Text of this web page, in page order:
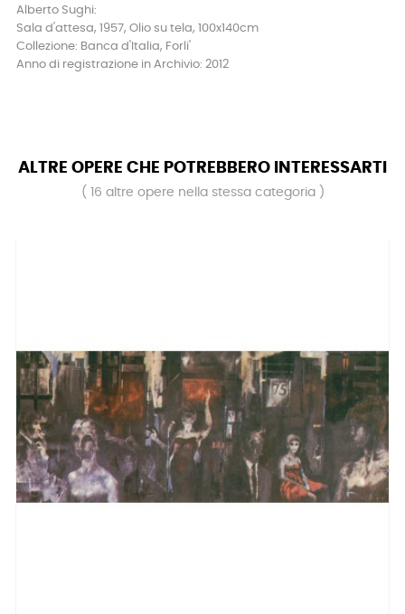
Alberto Sughi:
Sala d'attesa, 1957, Olio su tela, 100x140cm
Collezione: Banca d'Italia, Forli'
Anno di registrazione in Archivio: 2012
ALTRE OPERE CHE POTREBBERO INTERESSARTI
( 16 altre opere nella stessa categoria )
‹ ›